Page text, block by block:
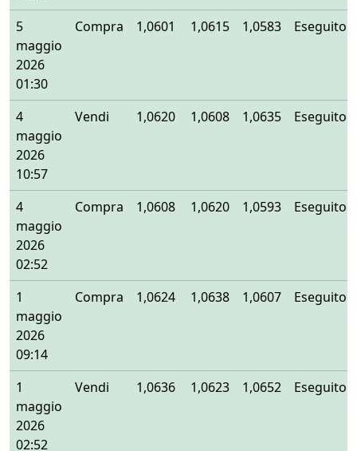
5
maggio
2026
01:30
Compra 1,0601 1,0615 1,0583 Eseguito
4
maggio
2026
10:57
Vendi 1,0620 1,0608 1,0635 Eseguito
4
maggio
2026
02:52
Compra 1,0608 1,0620 1,0593 Eseguito
1
maggio
2026
09:14
Compra 1,0624 1,0638 1,0607 Eseguito
1
maggio
2026
02:52
Vendi 1,0636 1,0623 1,0652 Eseguito